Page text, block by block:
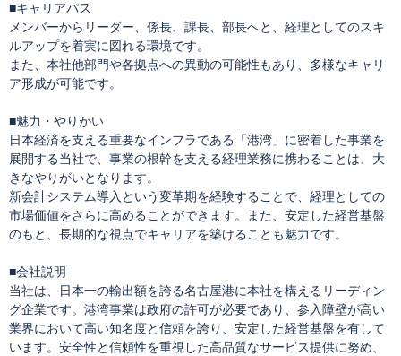
■キャリアパス
メンバーからリーダー、係長、課長、部長へと、経理としてのスキ
ルアップを着実に図れる環境です。
また、本社他部門や各拠点への異動の可能性もあり、多様なキャリ
ア形成が可能です。
■魅力・やりがい
日本経済を支える重要なインフラである「港湾」に密着した事業を
展開する当社で、事業の根幹を支える経理業務に携わることは、大
きなやりがいとなります。
新会計システム導入という変革期を経験することで、経理としての
市場価値をさらに高めることができます。また、安定した経営基盤
のもと、長期的な視点でキャリアを築けることも魅力です。
■会社説明
当社は、日本一の輸出額を誇る名古屋港に本社を構えるリーディン
グ企業です。港湾事業は政府の許可が必要であり、参入障壁が高い
業界において高い知名度と信頼を誇り、安定した経営基盤を有して
います。安全性と信頼性を重視した高品質なサービス提供に努め、